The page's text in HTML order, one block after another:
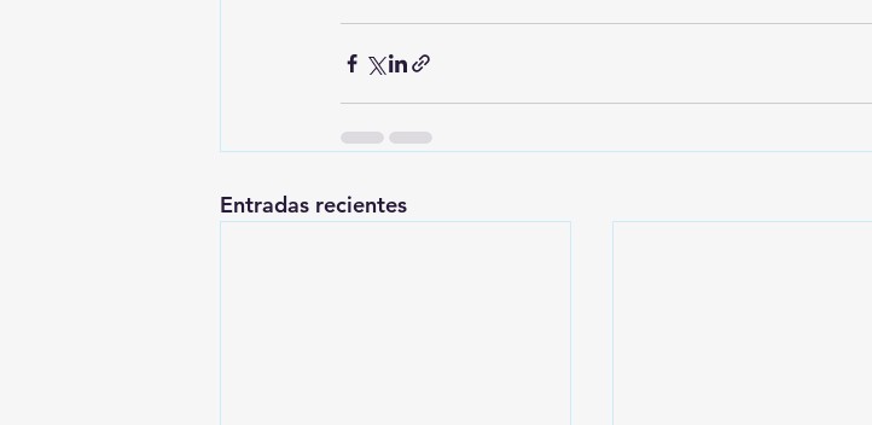
Entradas recientes